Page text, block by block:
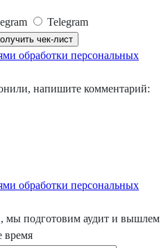
Telegram
чек-лист
обработки персональных
напишите комментарий:
обработки персональных
мы подготовим аудит и вышлем
время